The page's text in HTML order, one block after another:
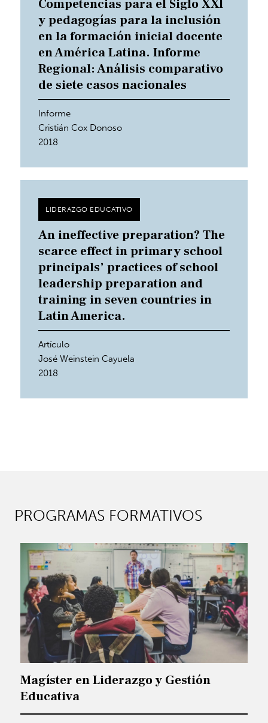
Competencias para el Siglo XXI
y pedagogías para la inclusión
en la formación inicial docente
en América Latina. Informe
Regional: Análisis comparativo
de siete casos nacionales
Informe
Cristián Cox Donoso
2018
LIDERAZGO EDUCATIVO
An ineffective preparation? The
scarce effect in primary school
principals’ practices of school
leadership preparation and
training in seven countries in
Latin America.
Artículo
José Weinstein Cayuela
2018
PROGRAMAS FORMATIVOS
Magíster en Liderazgo y Gestión
Educativa